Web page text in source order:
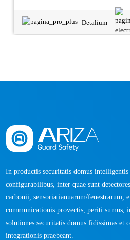
Detalium
In productis securitatis domus intelligentis
configurabilibus, inter quae sunt
carbonii, sensoria ianuarum/fenestrarum,
communicationis provectis, periti sumus,
solutiones securitatis domus fidissimas et
integrationis praebeant.